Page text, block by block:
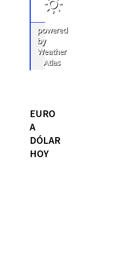
powered
by
Weather
Atlas
EURO
A
DÓLAR
HOY